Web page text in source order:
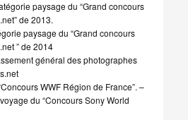
paysage du “Grand concours
de 2013.
paysage du “Grand concours
” de 2014
général des photographes
WWF Région de France”. –
du “Concours Sony World